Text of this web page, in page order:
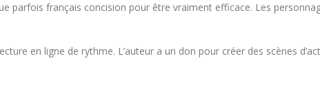
parfois français concision pour être vraiment efficace. Les
en ligne de rythme. L’auteur a un don pour créer des scènes